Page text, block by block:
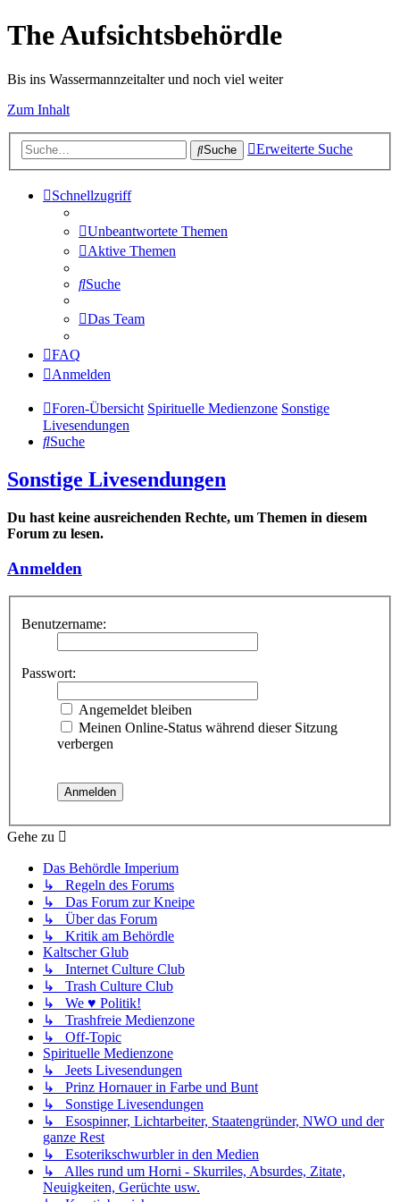
The Aufsichtsbehördle
Bis ins Wassermannzeitalter und noch viel weiter
Zum Inhalt
Suche Erweiterte Suche
Schnellzugriff
Unbeantwortete Themen
Aktive Themen
Suche
Das Team
FAQ
Anmelden
Foren-Übersicht Spirituelle Medienzone Sonstige
Livesendungen
Suche
Sonstige Livesendungen
Du hast keine ausreichenden Rechte, um Themen in diesem
Forum zu lesen.
Anmelden
Benutzername:
Passwort:
Angemeldet bleiben
Meinen Online-Status während dieser Sitzung
verbergen
Gehe zu
Das Behördle Imperium
↳ Regeln des Forums
↳ Das Forum zur Kneipe
↳ Über das Forum
↳ Kritik am Behördle
Kaltscher Glub
↳ Internet Culture Club
↳ Trash Culture Club
↳ We ♥ Politik!
↳ Trashfreie Medienzone
↳ Off-Topic
Spirituelle Medienzone
↳ Jeets Livesendungen
↳ Prinz Hornauer in Farbe und Bunt
↳ Sonstige Livesendungen
↳ Esospinner, Lichtarbeiter, Staatengründer, NWO und der
ganze Rest
↳ Esoterikschwurbler in den Medien
↳ Alles rund um Horni - Skurriles, Absurdes, Zitate,
Neuigkeiten, Gerüchte usw.